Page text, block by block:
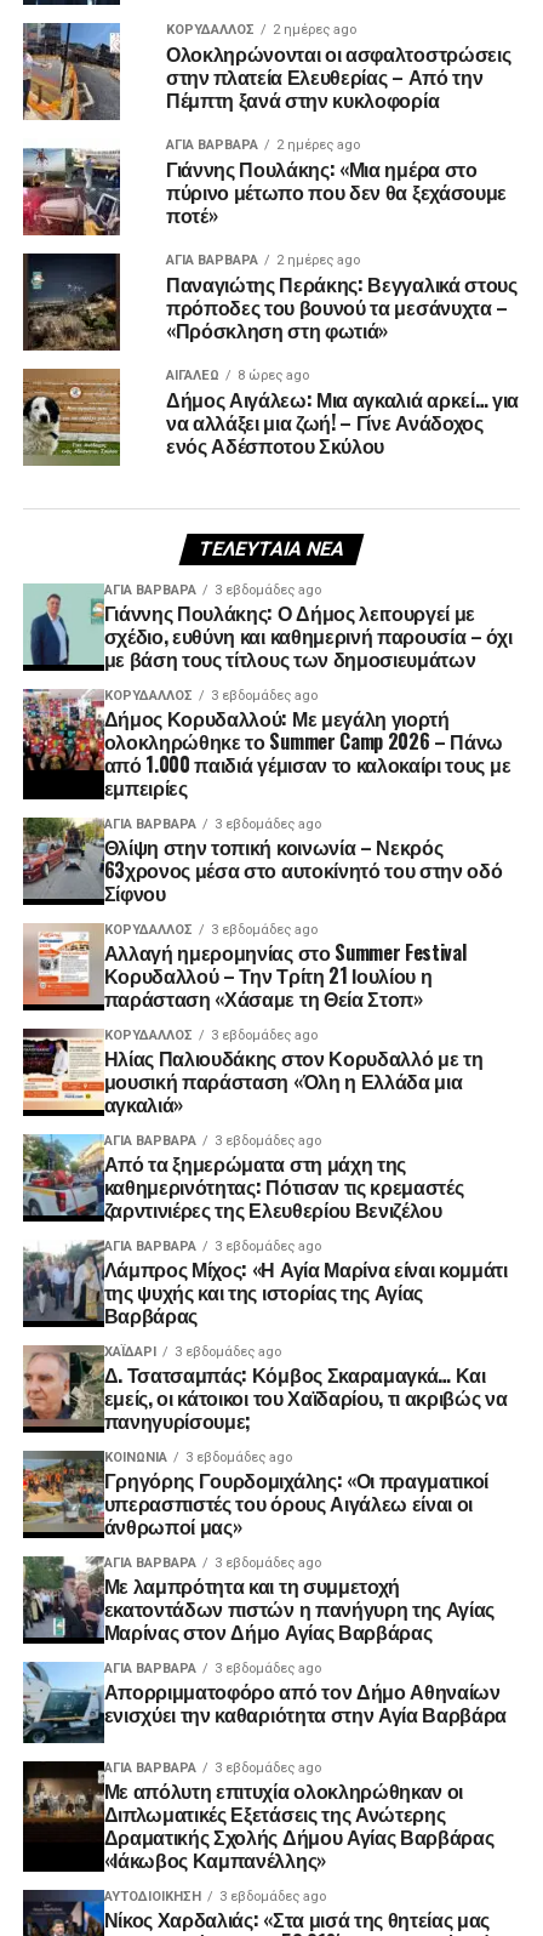
ΚΟΡΥΔΑΛΛΟΣ 2 ημέρες ago
Ολοκληρώνονται οι ασφαλτοστρώσεις
στην πλατεία Ελευθερίας – Από την
Πέμπτη ξανά στην κυκλοφορία
ΑΓΙΑ ΒΑΡΒΑΡΑ 2 ημέρες ago
Γιάννης Πουλάκης: «Μια ημέρα στο
πύρινο μέτωπο που δεν θα ξεχάσουμε
ποτέ»
ΑΓΙΑ ΒΑΡΒΑΡΑ 2 ημέρες ago
Παναγιώτης Περάκης: Βεγγαλικά στους
πρόποδες του βουνού τα μεσάνυχτα –
«Πρόσκληση στη φωτιά»
ΑΙΓΑΛΕΩ 8 ώρες ago
Δήμος Αιγάλεω: Μια αγκαλιά αρκεί… για
να αλλάξει μια ζωή! – Γίνε Ανάδοχος
ενός Αδέσποτου Σκύλου
ΤΕΛΕΥΤΑΊΑ ΝΈΑ
ΑΓΙΑ ΒΑΡΒΑΡΑ 3 εβδομάδες ago
Γιάννης Πουλάκης: Ο Δήμος λειτουργεί με
σχέδιο, ευθύνη και καθημερινή παρουσία – όχι
με βάση τους τίτλους των δημοσιευμάτων
ΚΟΡΥΔΑΛΛΟΣ 3 εβδομάδες ago
Δήμος Κορυδαλλού: Με μεγάλη γιορτή
ολοκληρώθηκε το Summer Camp 2026 – Πάνω
από 1.000 παιδιά γέμισαν το καλοκαίρι τους με
εμπειρίες
ΑΓΙΑ ΒΑΡΒΑΡΑ 3 εβδομάδες ago
Θλίψη στην τοπική κοινωνία – Νεκρός
63χρονος μέσα στο αυτοκίνητό του στην οδό
Σίφνου
ΚΟΡΥΔΑΛΛΟΣ 3 εβδομάδες ago
Αλλαγή ημερομηνίας στο Summer Festival
Κορυδαλλού – Την Τρίτη 21 Ιουλίου η
παράσταση «Χάσαμε τη Θεία Στοπ»
ΚΟΡΥΔΑΛΛΟΣ 3 εβδομάδες ago
Ηλίας Παλιουδάκης στον Κορυδαλλό με τη
μουσική παράσταση «Όλη η Ελλάδα μια
αγκαλιά»
ΑΓΙΑ ΒΑΡΒΑΡΑ 3 εβδομάδες ago
Από τα ξημερώματα στη μάχη της
καθημερινότητας: Πότισαν τις κρεμαστές
ζαρντινιέρες της Ελευθερίου Βενιζέλου
ΑΓΙΑ ΒΑΡΒΑΡΑ 3 εβδομάδες ago
Λάμπρος Μίχος: «Η Αγία Μαρίνα είναι κομμάτι
της ψυχής και της ιστορίας της Αγίας
Βαρβάρας
ΧΑΪΔΑΡΙ 3 εβδομάδες ago
Δ. Τσατσαμπάς: Κόμβος Σκαραμαγκά… Και
εμείς, οι κάτοικοι του Χαϊδαρίου, τι ακριβώς να
πανηγυρίσουμε;
ΚΟΙΝΩΝΊΑ 3 εβδομάδες ago
Γρηγόρης Γουρδομιχάλης: «Οι πραγματικοί
υπερασπιστές του όρους Αιγάλεω είναι οι
άνθρωποί μας»
ΑΓΙΑ ΒΑΡΒΑΡΑ 3 εβδομάδες ago
Με λαμπρότητα και τη συμμετοχή
εκατοντάδων πιστών η πανήγυρη της Αγίας
Μαρίνας στον Δήμο Αγίας Βαρβάρας
ΑΓΙΑ ΒΑΡΒΑΡΑ 3 εβδομάδες ago
Απορριμματοφόρο από τον Δήμο Αθηναίων
ενισχύει την καθαριότητα στην Αγία Βαρβάρα
ΑΓΙΑ ΒΑΡΒΑΡΑ 3 εβδομάδες ago
Με απόλυτη επιτυχία ολοκληρώθηκαν οι
Διπλωματικές Εξετάσεις της Ανώτερης
Δραματικής Σχολής Δήμου Αγίας Βαρβάρας
«Ιάκωβος Καμπανέλλης»
ΑΥΤΟΔΙΟΊΚΗΣΗ 3 εβδομάδες ago
Νίκος Χαρδαλιάς: «Στα μισά της θητείας μας